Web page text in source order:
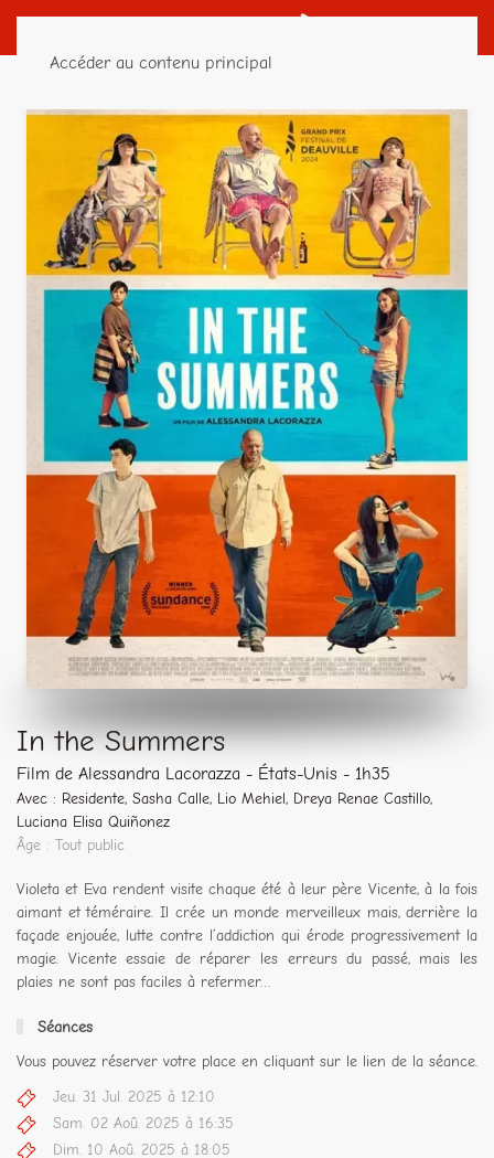
Accéder au contenu principal
In the Summers
Film de Alessandra Lacorazza - États-Unis - 1h35
Avec : Residente, Sasha Calle, Lio Mehiel, Dreya Renae Castillo,
Luciana Elisa Quiñonez
Âge : Tout public
Vio­le­ta et Eva rendent visite chaque été à leur père Vicente, à la fois
aimant et témé­raire. Il crée un monde mer­veilleux mais, der­rière la
façade enjouée, lutte contre l’addiction qui érode pro­gres­si­ve­ment la
magie. Vicente essaie de répa­rer les erreurs du pas­sé, mais les
plaies ne sont pas faciles à refermer…
Séances
Vous pouvez réserver votre place en cliquant sur le lien de la séance.
Jeu. 31 Jul. 2025 à 12:10
Sam. 02 Aoû. 2025 à 16:35
Dim. 10 Aoû. 2025 à 18:05